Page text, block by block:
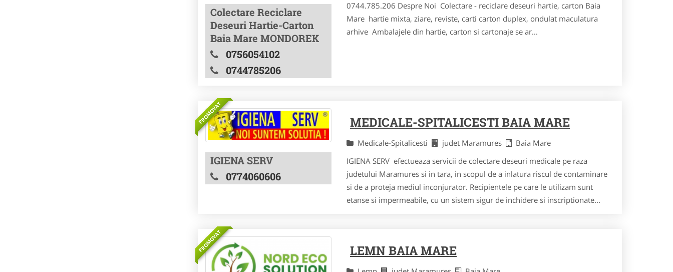
Colectare Reciclare
Deseuri Hartie-Carton
Baia Mare MONDOREK
0756054102
0744785206
0744.785.206 Despre Noi Colectare - reciclare deseuri hartie, carton Baia
Mare hartie mixta, ziare, reviste, carti carton duplex, ondulat maculatura
arhive Ambalajele din hartie, carton si cartonaje se ar...
PROMOVAT
IGIENA SERV
0774060606
MEDICALE-SPITALICESTI BAIA MARE
Medicale-Spitalicesti judet Maramures
Baia Mare
IGIENA SERV efectueaza servicii de colectare deseuri medicale pe raza
judetului Maramures si in tara, in scopul de a inlatura riscul de contaminare
si de a proteja mediul inconjurator. Recipientele pe care le utilizam sunt
etanse si impermeabile, cu un sistem sigur de inchidere si inscriptionate...
PROMOVAT LEMN BAIA MARE